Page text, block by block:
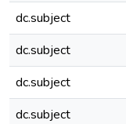
dc.subject
dc.subject
dc.subject
dc.subject